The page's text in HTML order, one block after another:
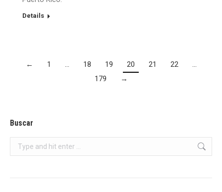
Details
← 1 … 18 19 20 21 22
…
179
→
Buscar
Search: